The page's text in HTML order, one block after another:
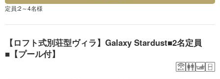
定員:2～4名様
【ロフト式別荘型ヴィラ】Galaxy Stardust■2名定員
■【プール付】